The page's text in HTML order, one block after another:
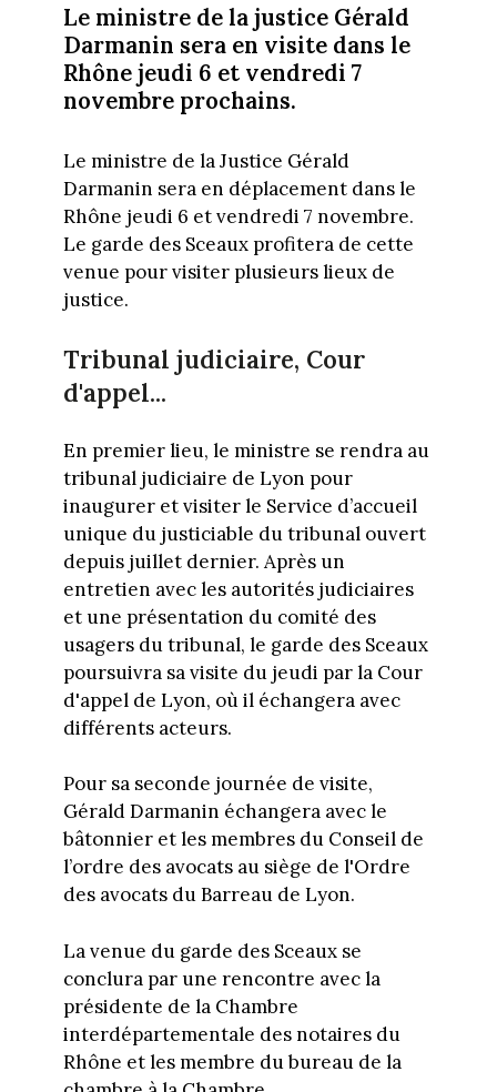
Le ministre de la justice Gérald
Darmanin sera en visite dans le
Rhône jeudi 6 et vendredi 7
novembre prochains.
Le ministre de la Justice Gérald
Darmanin sera en déplacement dans le
Rhône jeudi 6 et vendredi 7 novembre.
Le garde des Sceaux profitera de cette
venue pour visiter plusieurs lieux de
justice.
Tribunal judiciaire, Cour
d'appel...
En premier lieu, le ministre se rendra au
tribunal judiciaire de Lyon pour
inaugurer et visiter le Service d’accueil
unique du justiciable du tribunal ouvert
depuis juillet dernier. Après un
entretien avec les autorités judiciaires
et une présentation du comité des
usagers du tribunal, le garde des Sceaux
poursuivra sa visite du jeudi par la Cour
d'appel de Lyon, où il échangera avec
différents acteurs.
Pour sa seconde journée de visite,
Gérald Darmanin échangera avec le
bâtonnier et les membres du Conseil de
l’ordre des avocats au siège de l'Ordre
des avocats du Barreau de Lyon.
La venue du garde des Sceaux se
conclura par une rencontre avec la
présidente de la Chambre
interdépartementale des notaires du
Rhône et les membre du bureau de la